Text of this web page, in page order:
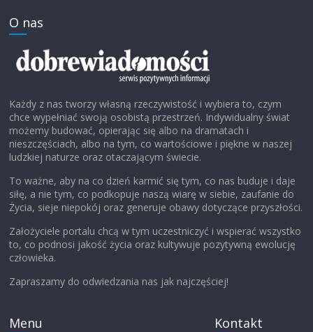
O nas
Każdy z nas tworzy własną rzeczywistość i wybiera to, czym
chce wypełniać swoją osobistą przestrzeń. Indywidualny świat
możemy budować, opierając się albo na dramatach i
nieszczęściach, albo na tym, co wartościowe i piękne w naszej
ludzkiej naturze oraz otaczającym świecie.
To ważne, aby na co dzień karmić się tym, co nas buduje i daje
siłę, a nie tym, co podkopuje naszą wiarę w siebie, zaufanie do
Życia, sieje niepokój oraz generuje obawy dotyczące przyszłości.
Założyciele portalu chcą w tym uczestniczyć i wspierać wszystko
to, co podnosi jakość życia oraz kultywuje pozytywną ewolucję
człowieka.
Zapraszamy do odwiedzania nas jak najczęściej!
Menu Kontakt